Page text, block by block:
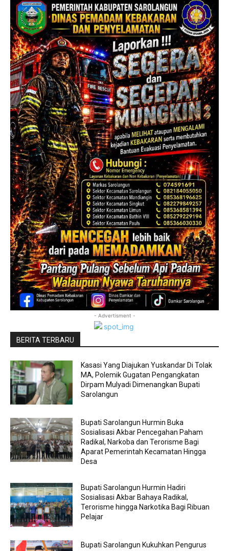
- Advertisment -
BERITA TERBARU
Kasasi Yang Diajukan Yuskandar Di Tolak
MA, Polemik Gugatan Pengangkatan
Dirpam Mulyadi Dimenangkan Bupati
Sarolangun
Bupati Sarolangun Hurmin Buka
Sosialisasi Akbar Pencegahan Paham
Radikal, Narkoba dan Terorisme Bagi
Aparat Pemerintah Kecamatan Hingga
Desa
Bupati Sarolangun Hurmin Hadiri
Sosialisasi Akbar Bahaya Radikal,
Terorisme hingga Narkotika Bagi Ribuan
Pelajar
Bupati Sarolangun Kukuhkan Pengurus